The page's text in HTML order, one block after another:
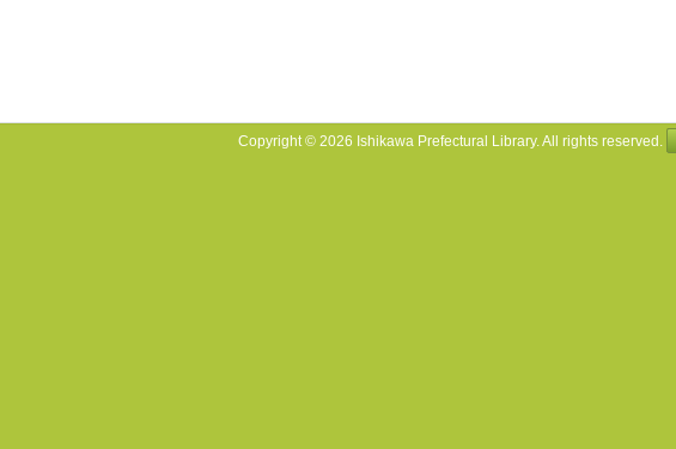
Copyright © 2026 Ishikawa Prefectural Library. All rights reserved.